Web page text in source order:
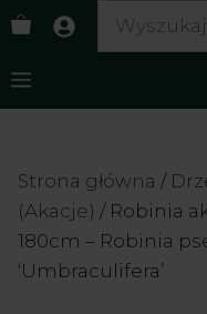
Menu
Search
Strona główna /
(Akacje) / Robinia
180cm – Robinia
‘Umbraculifera’